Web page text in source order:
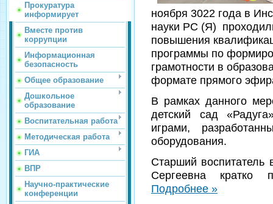
Прокуратура
информирует
Вместе против
коррупции
Информационная
безопасность
Общее образование
Дошкольное
образование
Воспитательная работа
Методическая работа
ГИА
ВПР
Научно-практические
конференции
ноября 3022 года в
науки РС (Я)
повышения
программы по
грамотности в
формате прямого
В рамках данного
детский сад
играми,
оборудования.
Старший
Сергеевна кратко
Подробнее »